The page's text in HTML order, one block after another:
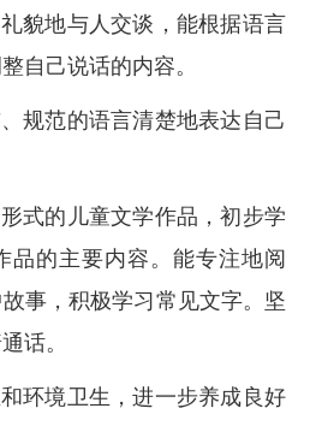
貌地与人交谈，能根据语言
自己说话的内容。
规范的语言清楚地表达自己
式的儿童文学作品，初步学
品的主要内容。能专注地阅
事，积极学习常见文字。坚
话。
环境卫生，进一步养成良好